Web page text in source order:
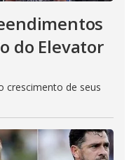
do Elevator
crescimento de seus